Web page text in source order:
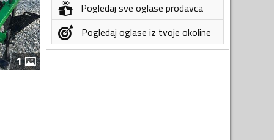
1
Pogledaj sve oglase prodavca
Pogledaj oglase iz tvoje okoline